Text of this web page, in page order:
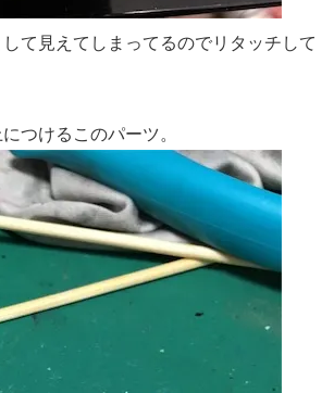
て見えてしまってるのでリタッチして
つけるこのパーツ。